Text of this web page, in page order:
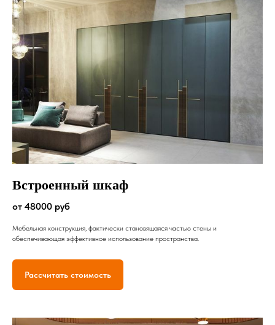
Встроенный шкаф
от 48000 руб
Мебельная конструкция, фактически становящаяся частью стены и
обеспечивающая эффективное использование пространства.
Рассчитать стоимость